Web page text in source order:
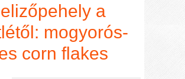
a
mogyorós-
corn flakes